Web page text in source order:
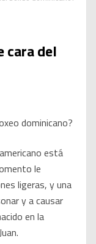
cara del
está
le
ligeras, y una
y a causar
en la